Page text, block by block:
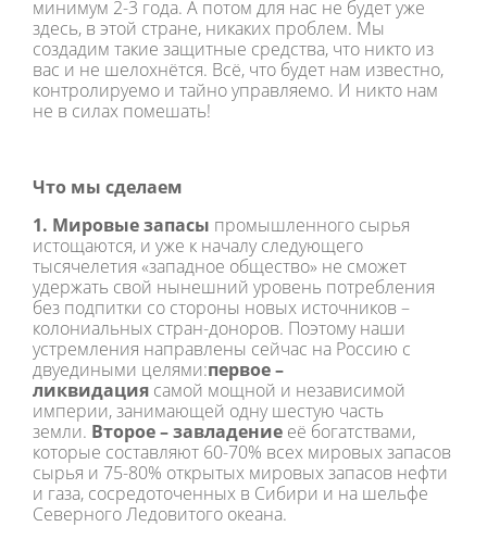
минимум 2-3 года. А потом для нас не будет уже
здесь, в этой стране, никаких проблем. Мы
создадим такие защитные средства, что никто из
вас и не шелохнётся. Всё, что будет нам известно,
контролируемо и тайно управляемо. И никто нам
не в силах помешать!
Что мы сделаем
1. Мировые запасы промышленного сырья
истощаются, и уже к началу следующего
тысячелетия «западное общество» не сможет
удержать свой нынешний уровень потребления
без подпитки со стороны новых источников –
колониальных стран-доноров. Поэтому наши
устремления направлены сейчас на Россию с
двуедиными целями:первое –
ликвидация самой мощной и независимой
империи, занимающей одну шестую часть
земли. Второе – завладение её богатствами,
которые составляют 60-70% всех мировых запасов
сырья и 75-80% открытых мировых запасов нефти
и газа, сосредоточенных в Сибири и на шельфе
Северного Ледовитого океана.